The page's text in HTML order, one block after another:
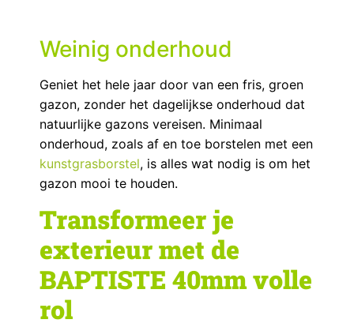
Weinig onderhoud
Geniet het hele jaar door van een fris, groen
gazon, zonder het dagelijkse onderhoud dat
natuurlijke gazons vereisen. Minimaal
onderhoud, zoals af en toe borstelen met een
kunstgrasborstel, is alles wat nodig is om het
gazon mooi te houden.
Transformeer je
exterieur met de
BAPTISTE 40mm volle
rol